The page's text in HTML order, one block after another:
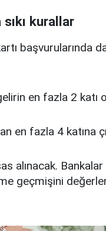
kurallar
başvurularında
en fazla 2 katı
en fazla 4 katına
alınacak. Bankalar
geçmişini